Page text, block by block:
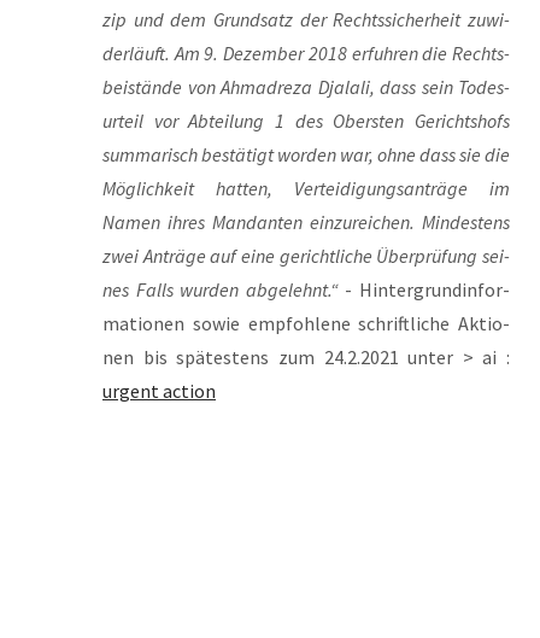
zip und dem Grund­satz der Rechts­si­cher­heit zuwi­
der­läuft. Am 9. Dezem­ber 2018 erfuh­ren die Rechts­
bei­stän­de von Ahm­adre­za Dja­la­li, dass sein Todes­
ur­teil vor Abtei­lung 1 des Obers­ten Gerichts­hofs
sum­ma­risch bestä­tigt wor­den war, ohne dass sie die
Mög­lich­keit hat­ten, Ver­tei­di­gungs­an­trä­ge im
Namen ihres Man­dan­ten ein­zu­rei­chen. Min­des­tens
zwei Anträ­ge auf eine gericht­li­che Über­prü­fung sei­
nes Falls wur­den abge­lehnt.“ - Hin­ter­grund­in­for­
ma­tio­nen sowie emp­foh­le­ne schrift­li­che Aktio­
nen bis spä­tes­tens zum 24.2.2021 unter > ai :
urgent action